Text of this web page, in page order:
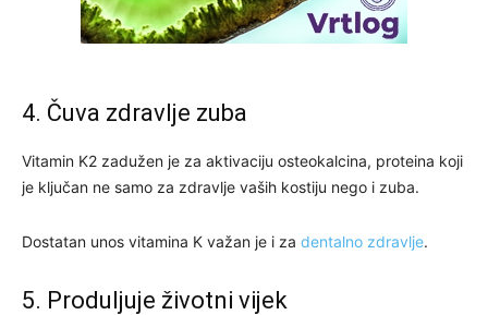
4. Čuva zdravlje zuba
Vitamin K2 zadužen je za aktivaciju osteokalcina, proteina koji
je ključan ne samo za zdravlje vaših kostiju nego i zuba.
Dostatan unos vitamina K važan je i za dentalno zdravlje.
5. Produljuje životni vijek